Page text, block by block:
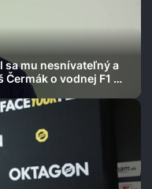
sa mu nesnívateľný a
o vodnej F1 aj